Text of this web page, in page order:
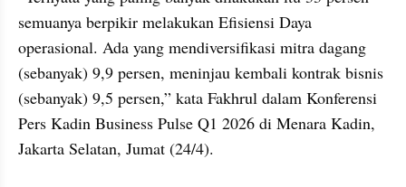
semuanya berpikir melakukan Efisiensi Daya
operasional. Ada yang mendiversifikasi mitra dagang
(sebanyak) 9,9 persen, meninjau kembali kontrak bisnis
(sebanyak) 9,5 persen,” kata Fakhrul dalam Konferensi
Pers Kadin Business Pulse Q1 2026 di Menara Kadin,
Jakarta Selatan, Jumat (24/4).